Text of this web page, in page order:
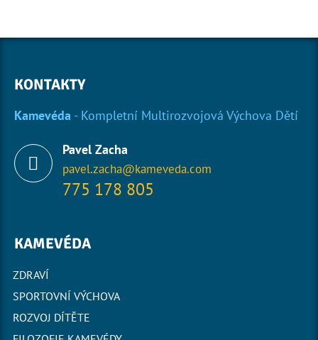
KONTAKTY
Kamevéda - Kompletní Multirozvojová Výchova Dětí
Pavel Zacha
pavel.zacha@kameveda.com
775 178 805
KAMEVÉDA
ZDRAVÍ
SPORTOVNÍ VÝCHOVA
ROZVOJ DÍTĚTE